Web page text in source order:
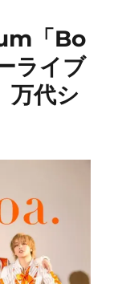
「Bo
ライブ
万代シ